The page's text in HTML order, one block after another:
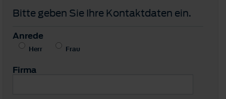
Bitte geben Sie Ihre Kontaktdaten ein.
Anrede
Herr Frau
Firma